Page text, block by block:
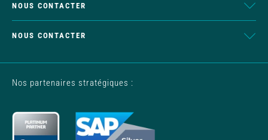
NOUS CONTACTER
NOUS CONTACTER
Nos partenaires stratégiques :